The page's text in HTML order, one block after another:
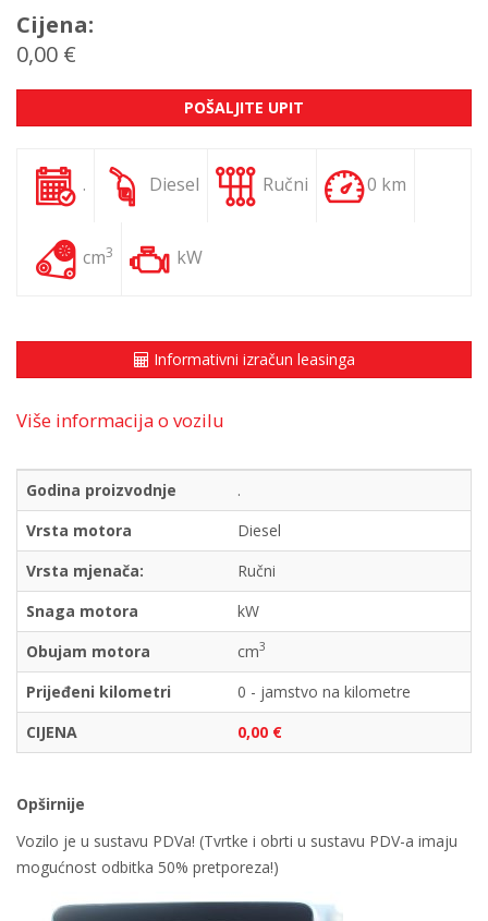
Cijena:
0,00 €
POŠALJITE UPIT
. Diesel Ručni 0 km
cm3 kW
Informativni izračun leasinga
Više informacija o vozilu
Godina proizvodnje
.
Vrsta motora
Diesel
Vrsta mjenača:
Ručni
Snaga motora
kW
Obujam motora
cm3
Prijeđeni kilometri
0 - jamstvo na kilometre
CIJENA
0,00 €
Opširnije
Vozilo je u sustavu PDVa! (Tvrtke i obrti u sustavu PDV-a imaju
mogućnost odbitka 50% pretporeza!)